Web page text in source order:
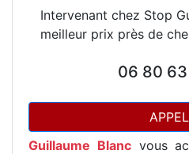
Intervenant chez Stop
meilleur prix près de
06 80
Guillaume Blancvous